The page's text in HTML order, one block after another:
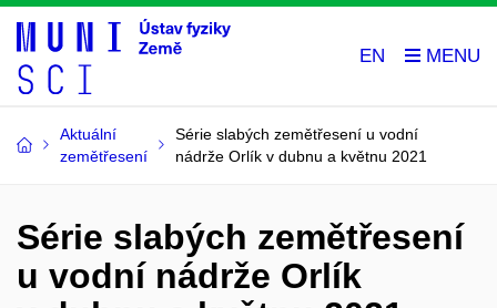
EN
Aktuální
zemětřesení
Série slabých zemětřesení u vodní
nádrže Orlík v dubnu a květnu 2021
Série slabých zemětřesení
u vodní nádrže Orlík